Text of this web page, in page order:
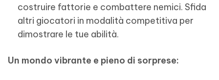
costruire fattorie e combattere nemici. Sfida
altri giocatori in modalità competitiva per
dimostrare le tue abilità.
Un mondo vibrante e pieno di sorprese: